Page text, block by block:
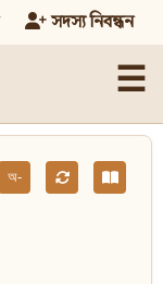
সদস্য নিবন্ধন
☰
অ-